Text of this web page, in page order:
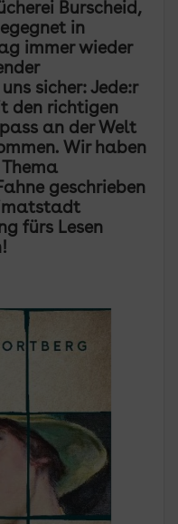
Burscheid,
in
immer wieder
sicher: Jede:r
den richtigen
an der Welt
Wir haben
geschrieben
fürs Lesen